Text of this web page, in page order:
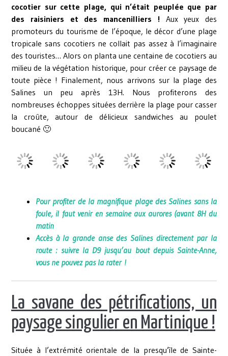
cocotier sur cette plage, qui n’était peuplée que par
des raisiniers et des mancenilliers !Aux yeux des
promoteurs du tourisme de l’époque, le décor d’une plage
tropicale sans cocotiers ne collait pas assez à l’imaginaire
des touristes… Alors on planta une centaine de cocotiers au
milieu de la végétation historique, pour créer ce paysage de
toute pièce ! Finalement, nous arrivons sur la plage des
Salines un peu après 13H. Nous profiterons des
nombreuses échoppes situées derrière la plage pour casser
la croûte, autour de délicieux sandwiches au poulet
boucané 🙂
Pour profiter de la magnifique plage des Salines sans la
foule, il faut venir en semaine aux aurores (avant 8H du
matin
Accès à la grande anse des Salines directement par la
route :suivre la D9 jusqu’au bout depuis Sainte-Anne,
vous ne pouvez pas la rater !
La savane des pétrifications, un
paysage singulier en Martinique !
Située à l’extrémité orientale de la presqu’île de Sainte-